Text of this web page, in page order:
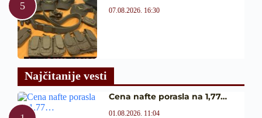
07.08.2026. 16:30
Najčitanije vesti
Cena nafte porasla na 1,77…
01.08.2026. 11:04